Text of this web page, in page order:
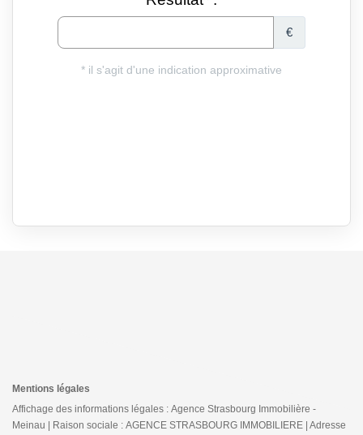
Mentions légales
Affichage des informations légales : Agence Strasbourg Immobilière -
Meinau | Raison sociale : AGENCE STRASBOURG IMMOBILIERE | Adresse